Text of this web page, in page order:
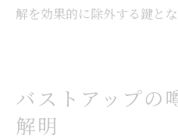
解を効果的に除外する鍵とな
バストアップの
解明